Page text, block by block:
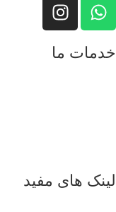
خدمات ما
لینک های مفید